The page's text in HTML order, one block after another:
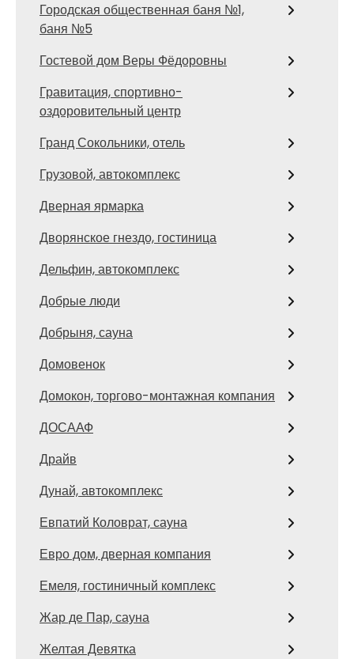
Городская общественная баня №1,
баня №5
Гостевой дом Веры Фёдоровны
Гравитация, спортивно-
оздоровительный центр
Гранд Сокольники, отель
Грузовой, автокомплекс
Дверная ярмарка
Дворянское гнездо, гостиница
Дельфин, автокомплекс
Добрые люди
Добрыня, сауна
Домовенок
Домокон, торгово-монтажная компания
ДОСААФ
Драйв
Дунай, автокомплекс
Евпатий Коловрат, сауна
Евро дом, дверная компания
Емеля, гостиничный комплекс
Жар де Пар, сауна
Желтая Девятка